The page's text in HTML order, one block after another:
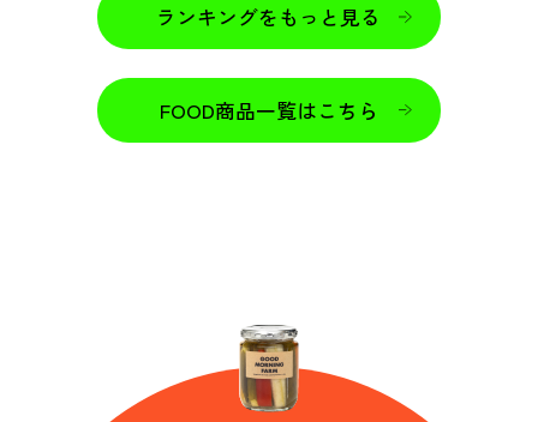
ランキングをもっと見る
FOOD商品一覧はこちら